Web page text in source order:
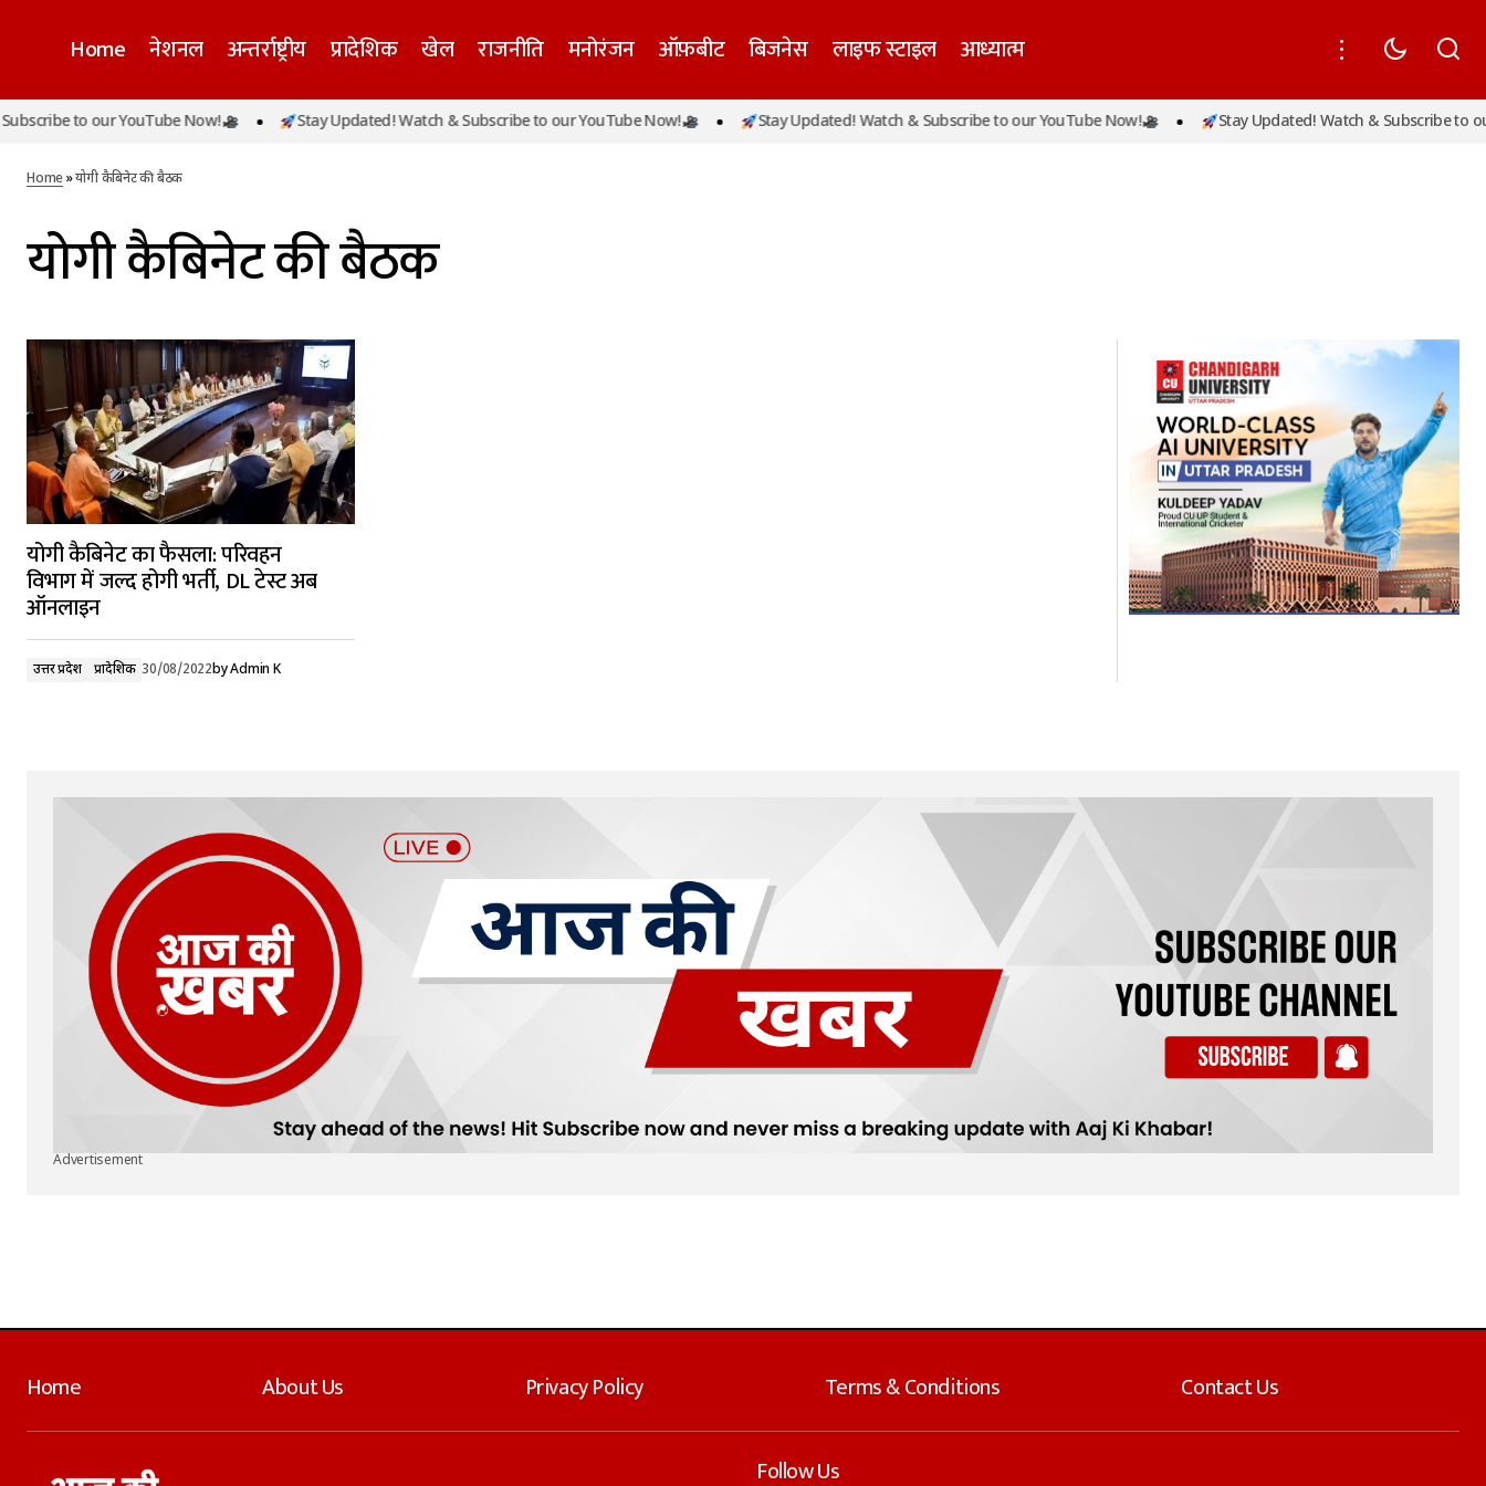
Home नेशनल अन्तर्राष्ट्रीय प्रादेशिक खेल राजनीति मनोरंजन ऑफ़बीट बिजनेस लाइफ स्टाइल आध्यात्म
to our YouTube Now! Stay Updated! Watch & Subscribe to our YouTube Now! Stay Updated! Watch & Subscribe to our YouTube Now! Stay Updated! Watch & Subscribe to our
Home»योगी कैबिनेट की बैठक
योगी कैबिनेट की बैठक
योगी कैबिनेट का फैसला: परिवहन
विभाग में जल्द होगी भर्ती, DL टेस्ट अब
ऑनलाइन
उत्तर प्रदेश प्रादेशिक 30/08/2022byAdmin K
Advertisement
Home About Us Privacy Policy Terms & Conditions Contact Us
Follow Us